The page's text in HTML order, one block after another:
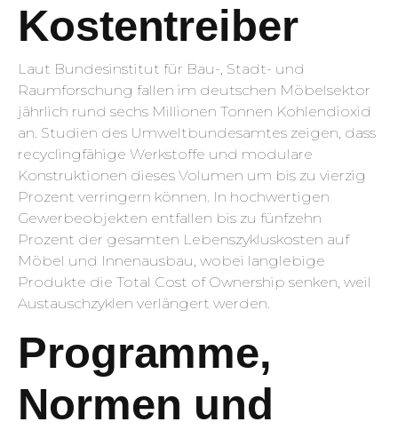
Kostentreiber
Laut Bundesinstitut für Bau-, Stadt- und
Raumforschung fallen im deutschen Möbelsektor
jährlich rund sechs Millionen Tonnen Kohlendioxid
an. Studien des Umweltbundesamtes zeigen, dass
recyclingfähige Werkstoffe und modulare
Konstruktionen dieses Volumen um bis zu vierzig
Prozent verringern können. In hochwertigen
Gewerbeobjekten entfallen bis zu fünfzehn
Prozent der gesamten Lebenszykluskosten auf
Möbel und Innenausbau, wobei langlebige
Produkte die Total Cost of Ownership senken, weil
Austauschzyklen verlängert werden.
Programme,
Normen und